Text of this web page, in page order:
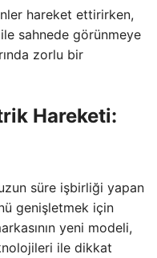
hareket ettirirken,
sahnede görünmeye
zorlu bir
Hareketi:
süre işbirliği yapan
genişletmek için
yeni modeli,
ile dikkat